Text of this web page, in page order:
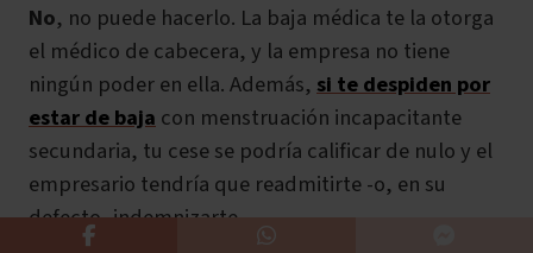
No, no puede hacerlo. La baja médica te la otorga
el médico de cabecera, y la empresa no tiene
ningún poder en ella. Además, si te despiden por
estar de baja con menstruación incapacitante
secundaria, tu cese se podría calificar de nulo y el
empresario tendría que readmitirte -o, en su
defecto, indemnizarte-.